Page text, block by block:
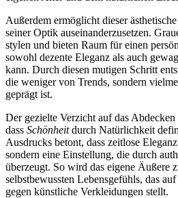
Außerdem ermöglicht dieser
seiner Optik auseinanderzusetzen.
stylen und bieten Raum für einen
sowohl dezente Eleganz als auch
kann. Durch diesen mutigen Schritt
die weniger von Trends, sondern
geprägt ist.
Der gezielte Verzicht auf das Abdecken
dass Schönheitdurch Natürlichkeit
Ausdrucks betont, dass zeitlose
sondern eine Einstellung, die durch
überzeugt. So wird das eigene Äußere
selbstbewussten Lebensgefühls, das
gegen künstliche Verkleidungen stellt.